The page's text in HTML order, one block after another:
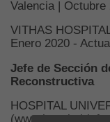
Valencia | Octubre
VITHAS
Enero 2020 -
Jefe de Sección
Reconstructiva
HOSPITAL
(www.hospital-